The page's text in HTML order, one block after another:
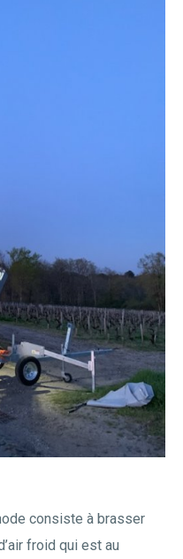
consiste à brasser
froid qui est au